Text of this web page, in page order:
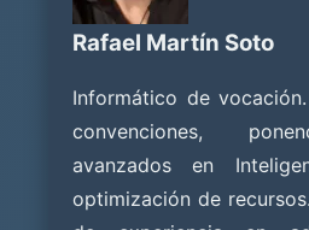
Rafael Martín Soto
Informático de
convenciones,
avanzados en
optimización de